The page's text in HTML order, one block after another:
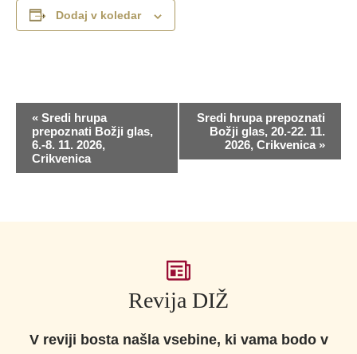
Dodaj v koledar
o
« Sredi hrupa
prepoznati Božji glas,
6.-8. 11. 2026,
Crikvenica
Sredi hrupa prepoznati
Božji glas, 20.-22. 11.
2026, Crikvenica »
Revija DIŽ
V reviji bosta našla vsebine, ki vama bodo v